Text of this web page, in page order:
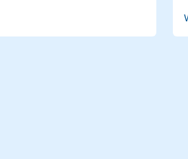
cybernetycznych.
integracji i